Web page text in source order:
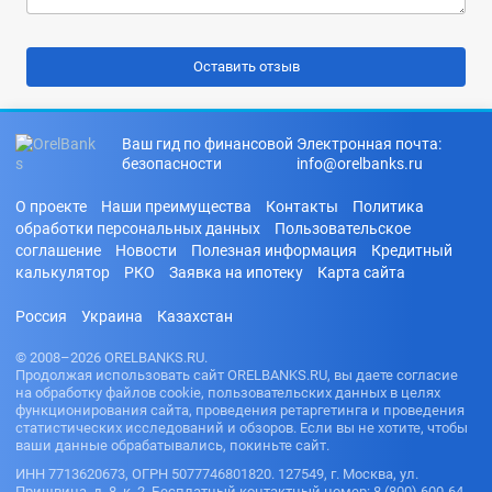
Ваш гид по финансовой
безопасности
Электронная почта:
info@orelbanks.ru
О проекте Наши преимущества Контакты
Политика
обработки персональных данных
Пользовательское
соглашение
Новости Полезная информация
Кредитный
калькулятор
РКО Заявка на ипотеку Карта сайта
Россия Украина Казахстан
© 2008–2026 ORELBANKS.RU.
Продолжая использовать сайт ORELBANKS.RU, вы даете согласие
на обработку файлов cookie, пользовательских данных в целях
функционирования сайта, проведения ретаргетинга и проведения
статистических исследований и обзоров. Если вы не хотите, чтобы
ваши данные обрабатывались, покиньте сайт.
ИНН 7713620673, ОГРН 5077746801820. 127549, г. Москва, ул.